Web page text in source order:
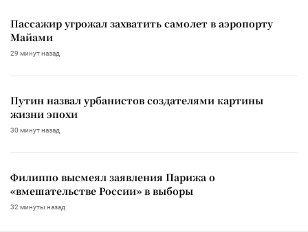
Пассажир угрожал захватить самолет в аэропорту
Майами
29 минут назад
Путин назвал урбанистов создателями картины
жизни эпохи
30 минут назад
Филиппо высмеял заявления Парижа о
«вмешательстве России» в выборы
32 минуты назад